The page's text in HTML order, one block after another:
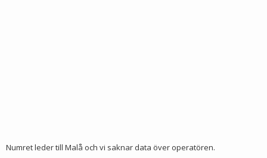
Numret leder till Malå och vi saknar data över operatören.